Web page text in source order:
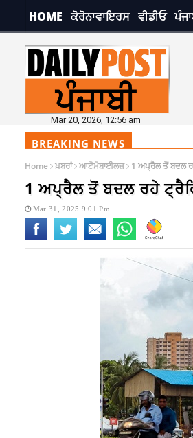
HOME ਕੋਰੋਨਾਵਾਇਰਸ ਵੀਡੀਓ
Mar 20, 2026, 12:56 am
BREAKING NEWS
Home ਖ਼ਬਰਾਂ ਆਟੋਮੋਬਾਈਲਜ਼ 1 ਅਪ੍ਰੈਲ ਤੋਂ ਬਦਲ
1 ਅਪ੍ਰੈਲ ਤੋਂ ਬਦਲ ਰਹੇ
Mar 31, 2025 9:01 Pm